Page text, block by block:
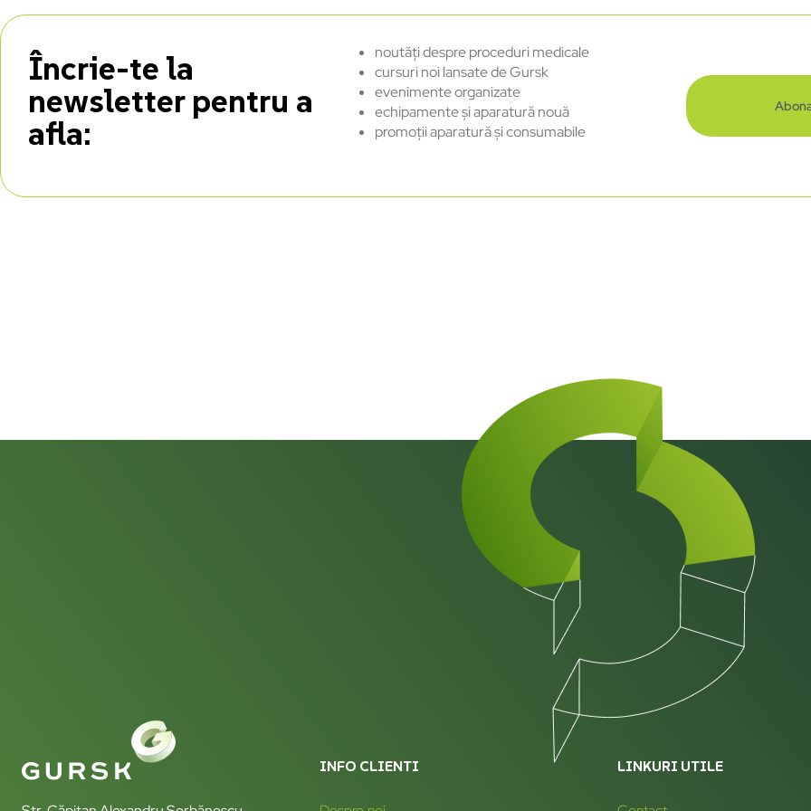
Încrie-te la
newsletter pentru a
afla:
noutăți despre proceduri medicale
cursuri noi lansate de Gursk
evenimente organizate
echipamente și aparatură nouă
promoții aparatură și consumabile
INFO CLIENTI LINKURI UTILE